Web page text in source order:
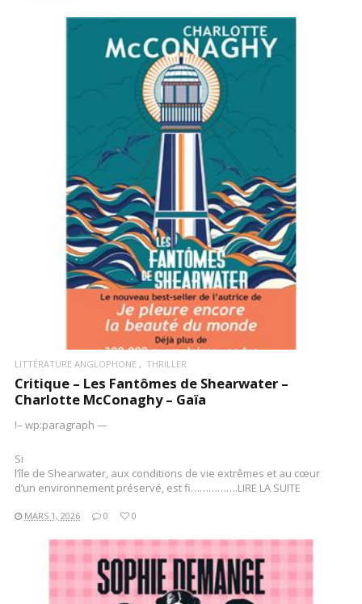
LIRE LA SUITE
LITTÉRATURE ANGLOPHONE THRILLER
Critique – Les Fantômes de Shearwater –
Charlotte McConaghy – Gaïa
!– wp:paragraph —
Si
l’île de Shearwater, aux conditions de vie extrêmes et au cœur
d’un environnement préservé, est fi…………….LIRE LA SUITE
MARS 1, 2026 0 0